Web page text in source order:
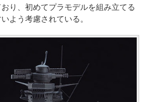
り、初めてプラモデルを組み立てる
よう考慮されている。